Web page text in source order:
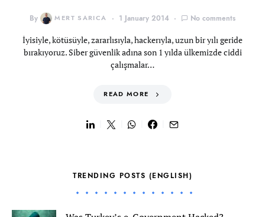
By MERT SARICA 1 January 2014 No comments
İyisiyle, kötüsüyle, zararlısıyla, hackerıyla, uzun bir yılı geride
bırakıyoruz. Siber güvenlik adına son 1 yılda ülkemizde ciddi
çalışmalar…
READ MORE
TRENDING POSTS (ENGLISH)